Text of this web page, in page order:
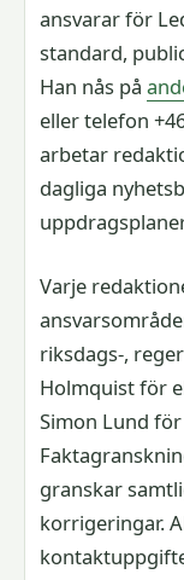
ansvarar för
standard,
Han nås på
eller telefon
arbetar
dagliga
Varje
riksdags-,
Holmquist för
Simon Lund
granskar
korrigeringar.